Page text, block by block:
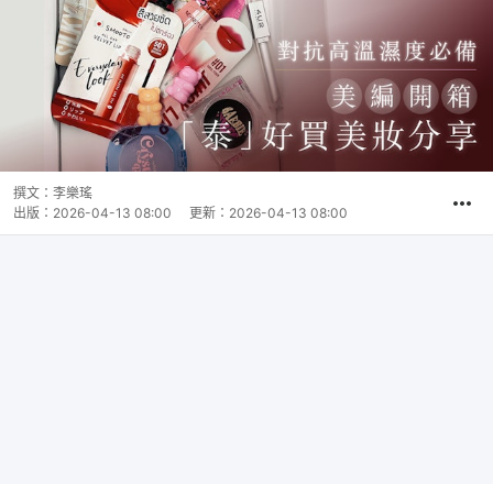
撰文： 李樂瑤
出版： 2026-04-13 08:00 更新： 2026-04-13 08:00